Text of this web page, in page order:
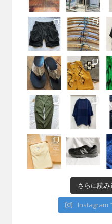
さらに読み
Instagram